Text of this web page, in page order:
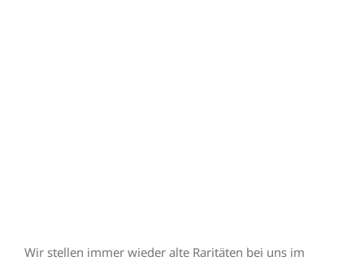
Wir stellen immer wieder alte Raritäten bei uns im